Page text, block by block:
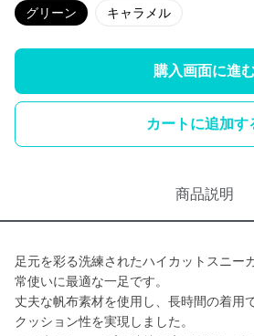
グリーン キャラメル
購入画面に進
カートに追加す
商品説明
足元を彩る洗練されたハイカットスニー
常使いに最適な一足です。
丈夫な帆布素材を使用し、長時間の着用
クッション性を実現しました。